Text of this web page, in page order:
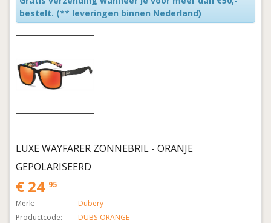
bestelt. (** leveringen binnen Nederland)
LUXE WAYFARER ZONNEBRIL - ORANJE
GEPOLARISEERD
€ 24 95
Merk:
Dubery
Productcode:
DUBS-ORANGE